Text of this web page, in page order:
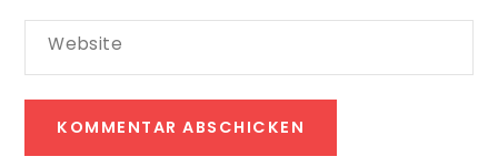
Website